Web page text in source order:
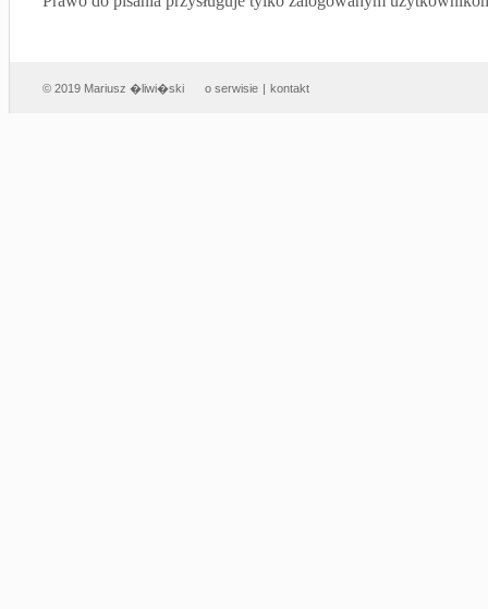
© 2019 Mariusz �liwi�ski o serwisie | kontakt